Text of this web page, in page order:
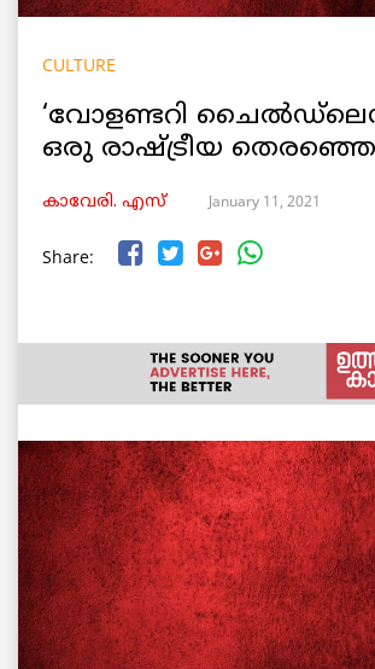
CULTURE
‘വോളണ്ടറി
ഒരു രാഷ്ട്രീയ
കാവേരി. എസ് January 11, 2021
Share: